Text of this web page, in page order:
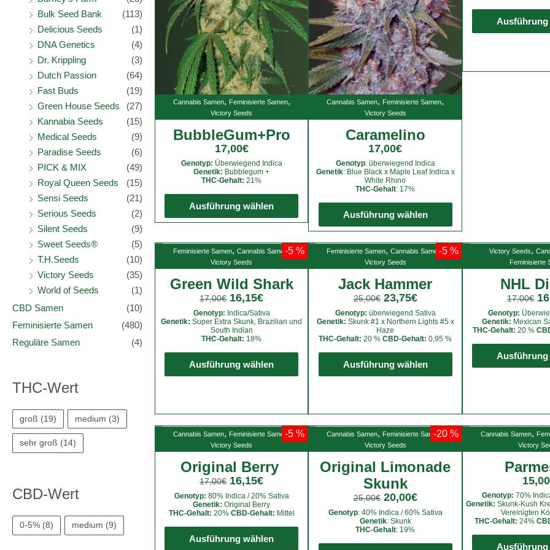
Bulk Seed Bank
(113)
Delicious Seeds
(1)
DNA Genetics
(4)
Dr. Krippling
(3)
Dutch Passion
(64)
Fast Buds
(19)
Green House Seeds
(27)
Kannabia Seeds
(15)
Medical Seeds
(9)
Paradise Seeds
(6)
PICK & MIX
(49)
Royal Queen Seeds
(15)
Sensi Seeds
(21)
Serious Seeds
(2)
Silent Seeds
(9)
Sweet Seeds®
(5)
T.H.Seeds
(10)
Victory Seeds
(35)
World of Seeds
(1)
CBD Samen
(10)
Feminisierte Samen
(480)
Reguläre Samen
(4)
THC-Wert
groß (19) medium (3)
sehr groß (14)
CBD-Wert
0-5% (8) medium (9)
Cannabis Samen, Feminisierte Samen,
Victory Seeds
BubbleGum+Pro
17,00€
Genotyp: Überwiegend Indica
Genetik: Bubblegum +
THC-Gehalt: 21%
Ausführung wählen
Produkt
weist
Varianten
auf
Produktseite
Cannabis Samen, Feminisierte Samen,
Victory Seeds
Caramelino
17,00€
Genotyp: überwiegend Indica
Genetik: Blue Black x Maple Leaf Indica x
White Rhino
THC-Gehalt: 17%
Ausführung wählen
weist
mehrere
Varianten
können
Produktseite
gewählt
Ausführung
-5 %
Feminisierte Samen, Cannabis Samen,
Victory Seeds
Green Wild Shark
17,00€ 16,15€
Genotyp: Indica/Sativa
Genetik: Super Extra Skunk, Brazilian und
South Indian
THC-Gehalt: 18%
Ausführung wählen
weist
auf.
Die
Optionen
können
Produktseite
gewählt
werden
-5 %
Feminisierte Samen, Cannabis Samen,
Victory Seeds
Jack Hammer
25,00€ 23,75€
Genotyp: überwiegend Sativa
Genetik: Skunk #1 x Northern Lights #5 x
Haze
THC-Gehalt: 20 %CBD-Gehalt: 0,95 %
Ausführung wählen
Produkt
weist
auf.
Die
Optionen
Produktseite
gewählt
werden
Victory Seeds,
Feminisierte
NHL
17,00€
Genotyp:
Genetik: Mexican
THC-Gehalt: 20 %
Ausführung
-5 %
Cannabis Samen, Feminisierte Samen,
Victory Seeds
Original Berry
17,00€ 16,15€
Genotyp: 80% Indica / 20% Sativa
Genetik: Original Berry
THC-Gehalt: 20% CBD-Gehalt: Mittel
Ausführung wählen
-20 %
Cannabis Samen, Feminisierte Samen,
Victory Seeds
Original Limonade
Skunk
25,00€ 20,00€
Genotyp: 40% Indica / 60% Sativa
Genetik: Skunk
THC-Gehalt: 19%
Cannabis Samen,
Victory
15,00
Genotyp: 70%
Genetik: Skunk-Kush
Vereinigten
THC-Gehalt: 24%
Ausführung